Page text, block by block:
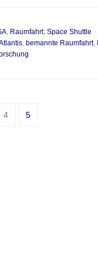
, Raumfahrt, Space Shuttle
, bemannte Raumfahrt,
Go
4
Go
5